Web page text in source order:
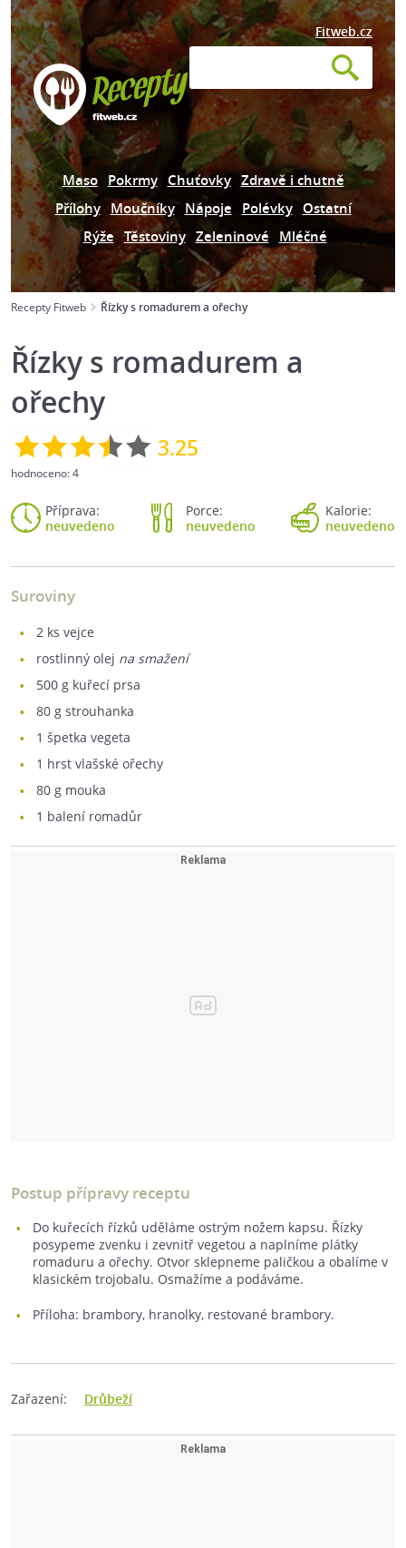
Fitweb.cz
Maso Pokrmy Chuťovky Zdravě i chutně
Přílohy Moučníky Nápoje Polévky Ostatní
Rýže Těstoviny Zeleninové Mléčné
Recepty Fitweb Řízky s romadurem a ořechy
Řízky s romadurem a
ořechy
3.25
hodnoceno:4
Příprava:
neuvedeno
Porce:
neuvedeno
Kalorie:
neuvedeno
Suroviny
2 ks vejce
rostlinný olej na smažení
500 g kuřecí prsa
80 g strouhanka
1 špetka vegeta
1 hrst vlašské ořechy
80 g mouka
1 balení romadůr
Postup přípravy receptu
Do kuřecích řízků uděláme ostrým nožem kapsu. Řízky
posypeme zvenku i zevnitř vegetou a naplníme plátky
romaduru a ořechy. Otvor sklepneme paličkou a obalíme v
klasickém trojobalu. Osmažíme a podáváme.
Příloha: brambory, hranolky, restované brambory.
Zařazení: Drůbeží